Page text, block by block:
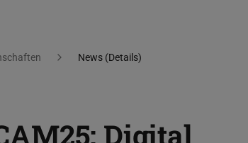
News (Details)
Digital